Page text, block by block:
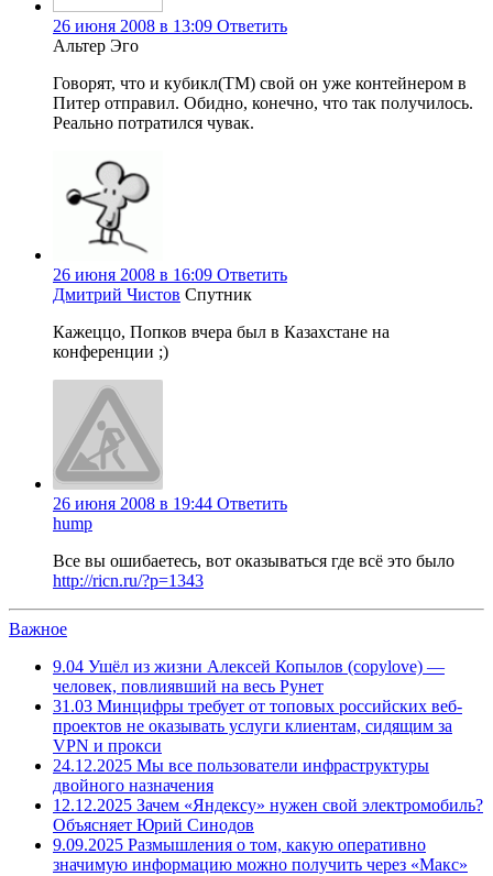
26 июня 2008 в 13:09 Ответить
Альтер Эго
Говорят, что и кубикл(TM) свой он уже контейнером в
Питер отправил. Обидно, конечно, что так получилось.
Реально потратился чувак.
26 июня 2008 в 16:09 Ответить
Дмитрий Чистов Спутник
Кажеццо, Попков вчера был в Казахстане на
конференции ;)
26 июня 2008 в 19:44 Ответить
hump
Все вы ошибаетесь, вот оказываться где всё это было
http://ricn.ru/?p=1343
Важное
9.04 Ушёл из жизни Алексей Копылов (copylove) —
человек, повлиявший на весь Рунет
31.03 Минцифры требует от топовых российских веб-
проектов не оказывать услуги клиентам, сидящим за
VPN и прокси
24.12.2025 Мы все пользователи инфраструктуры
двойного назначения
12.12.2025 Зачем «Яндексу» нужен свой электромобиль?
Объясняет Юрий Синодов
9.09.2025 Размышления о том, какую оперативно
значимую информацию можно получить через «Макс»